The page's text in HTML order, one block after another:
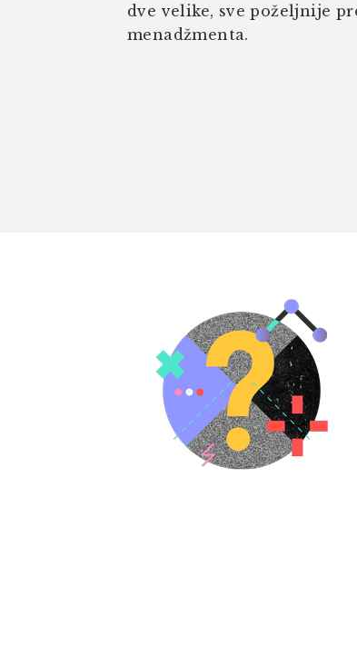
dve velike, sve poželjnije
menadžmenta.